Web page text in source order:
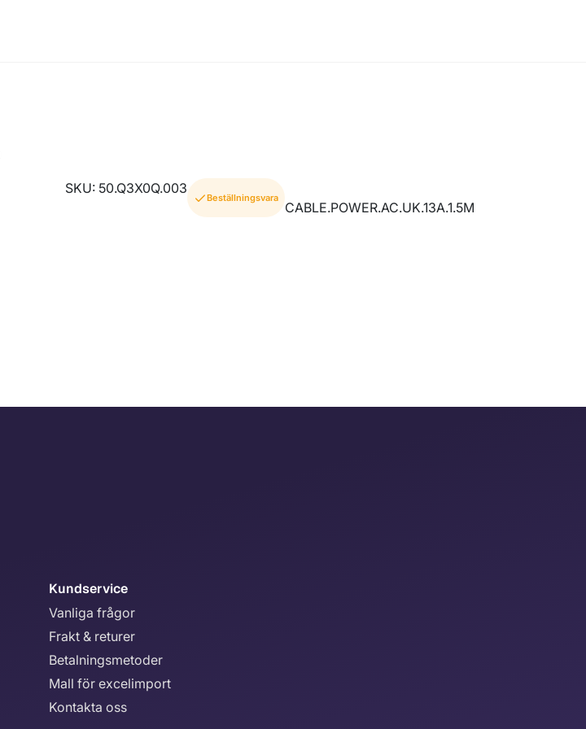
SKU: 50.Q3X0Q.003
Beställningsvara
CABLE.POWER.AC.UK.13A.1.5M
Kundservice
Vanliga frågor
Frakt & returer
Betalningsmetoder
Mall för excelimport
Kontakta oss